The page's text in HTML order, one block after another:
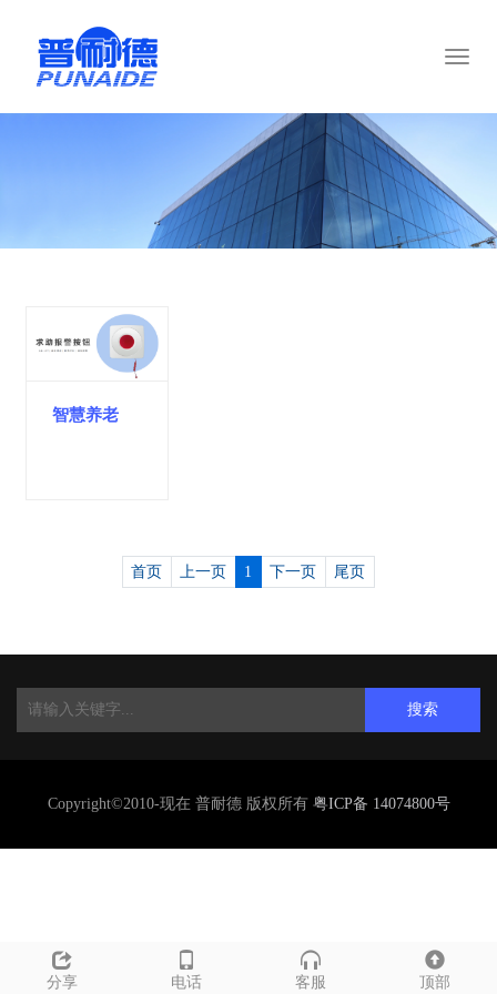
智慧养老
首页 上一页 1 下一页 尾页
分享 电话 客服 顶部
搜索
Copyright©2010-现在 普耐德 版权所有粤ICP备 14074800号